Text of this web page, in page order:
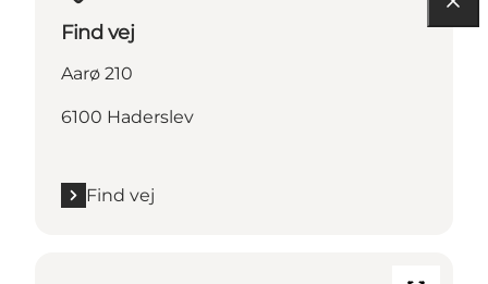
Find vej
Aarø 210
6100 Haderslev
Find vej